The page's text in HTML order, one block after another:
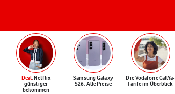
Deal: Netflix
günstiger
bekommen
Samsung Galaxy
S26: Alle Preise
Die Vodafone CallYa-
Tarife im Überblick